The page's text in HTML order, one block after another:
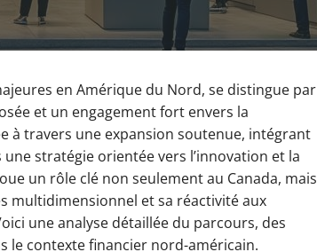
en Amérique du Nord, se distingue par
et un engagement fort envers la
à travers une expansion soutenue, intégrant
stratégie orientée vers l’innovation et la
un rôle clé non seulement au Canada, mais
multidimensionnel et sa réactivité aux
une analyse détaillée du parcours, des
le contexte financier nord-américain.